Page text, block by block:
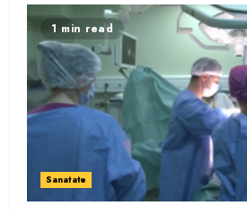
1 min read
Sanatate